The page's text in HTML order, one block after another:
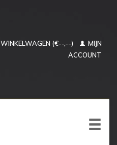
WINKELWAGEN (€--,--)
MIJN
ACCOUNT